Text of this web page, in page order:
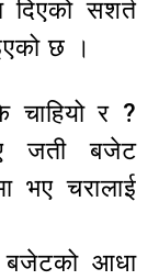
सशर्त
छ ।
चाहियो र ?
जती बजेट
भए चरालाई
बजेटको आधा